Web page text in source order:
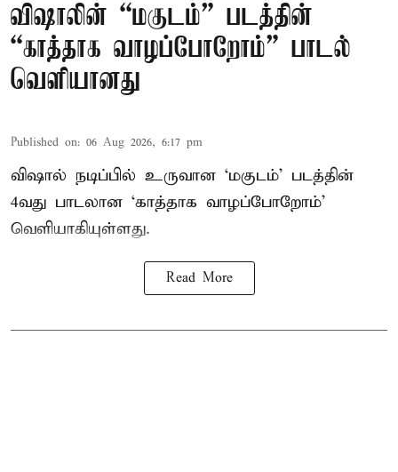
விஷாலின் “மகுடம்” படத்தின்
“காத்தாக வாழப்போறோம்” பாடல்
வெளியானது
Published on: 06 Aug 2026, 6:17 pm
விஷால் நடிப்பில் உருவான ‘மகுடம்’ படத்தின்
4வது பாடலான ‘காத்தாக வாழப்போறோம்’
வெளியாகியுள்ளது.
Read More